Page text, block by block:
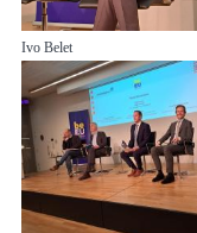
Ivo Belet